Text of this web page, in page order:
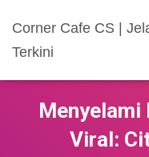
Corner Cafe CS |
Terkini
Menyelami
Viral: